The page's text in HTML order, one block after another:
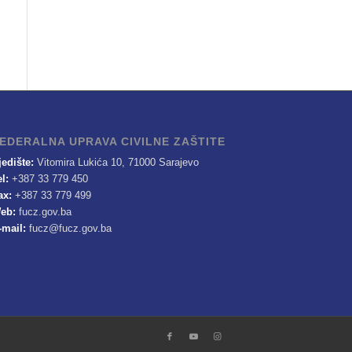
UPRAVA CIVILNE ZAŠTITE
Vitomira Lukića 10, 71000 Sarajevo
+387 33 779 450
+387 33 779 499
fucz.gov.ba
mail: fucz@fucz.gov.ba